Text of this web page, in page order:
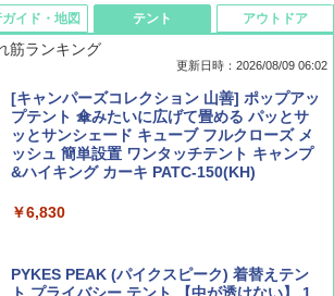
BE-PAL(ビ-パル) 2026年 9 月号【特別付録:
SOTO ミニマル"旅"財布 ランダム2種】
￥1,500
イド・地図
地球の歩き方 スター・ウォーズ
￥2,695
テント
筋ランキング
更新日時：2026/08/09 06:02
[キャンパーズコレクション 山善] ポップアッ
プテント 傘みたいに広げて畳める パッとサ
ッとサンシェード キューブ フルクローズ メ
ッシュ 簡単設置 ワンタッチテント キャンプ
&ハイキング カーキ PATC-150(KH)
￥6,830
PYKES PEAK (パイクスピーク) 着替えテン
アウトドア